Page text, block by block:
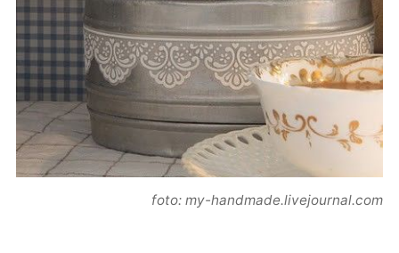
foto: my-handmade.livejournal.com